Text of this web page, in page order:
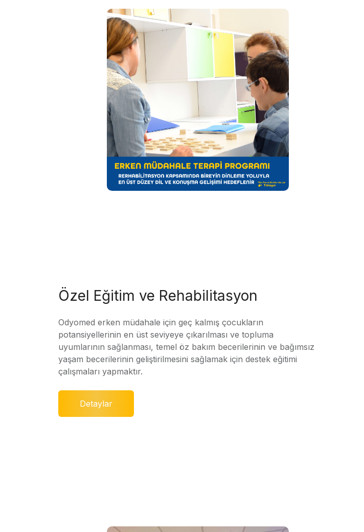
Özel Eğitim ve Rehabilitasyon
Odyomed erken müdahale için geç kalmış çocukların
potansiyellerinin en üst seviyeye çıkarılması ve topluma
uyumlarının sağlanması, temel öz bakım becerilerinin ve bağımsız
yaşam becerilerinin geliştirilmesini sağlamak için destek eğitimi
çalışmaları yapmaktır.
Detaylar